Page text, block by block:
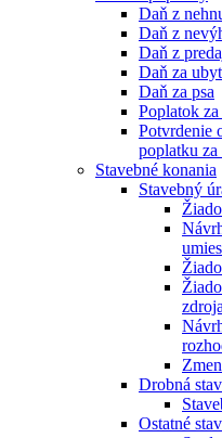
Daň z
Daň z
Daň z
Daň za
Daň za psa
Poplatok
Potvrdenie
poplatku za
Stavebné konania
Stavebný
Drobná
Ostatné